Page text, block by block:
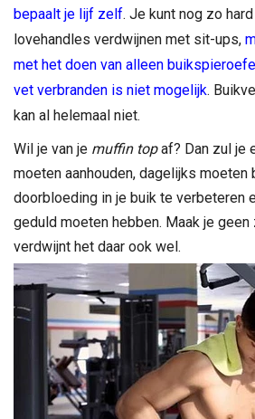
bepaalt je lijf zelf. Je kunt nog zo
lovehandles verdwijnen met sit-ups,
met het doen van alleen
vet verbranden is niet mogelijk.
kan al helemaal niet.
Wil je van je muffin topaf? Dan zul je
moeten aanhouden, dagelijks moeten
doorbloeding in je buik te verbeteren
geduld moeten hebben. Maak je
verdwijnt het daar ook wel.